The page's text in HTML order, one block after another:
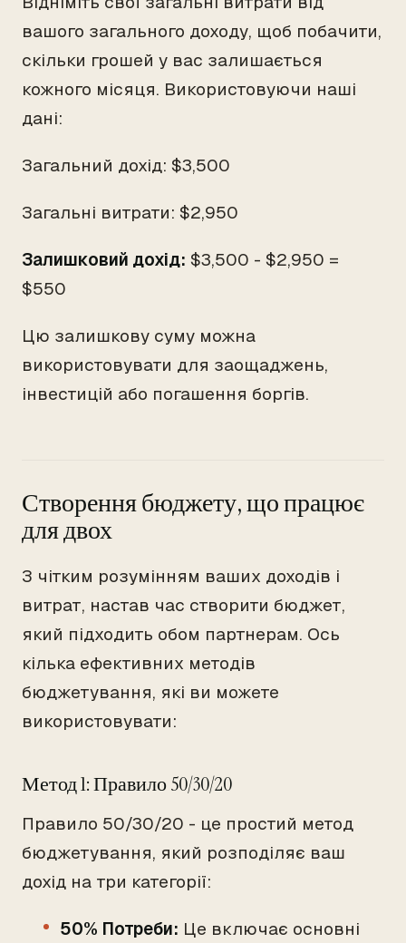
вашого загального доходу, щоб побачити,
скільки грошей у вас залишається
кожного місяця. Використовуючи наші
дані:
Загальний дохід: $3,500
Загальні витрати: $2,950
Залишковий дохід: $3,500 - $2,950 =
$550
Цю залишкову суму можна
використовувати для заощаджень,
інвестицій або погашення боргів.
Створення бюджету, що працює
для двох
З чітким розумінням ваших доходів і
витрат, настав час створити бюджет,
який підходить обом партнерам. Ось
кілька ефективних методів
бюджетування, які ви можете
використовувати:
Метод 1: Правило 50/30/20
Правило 50/30/20 - це простий метод
бюджетування, який розподіляє ваш
дохід на три категорії:
50% Потреби: Це включає основні